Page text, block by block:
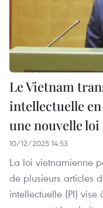
Le Vietnam
intellectuelle
une nouvelle loi
10/12/2025 14:53
La loi vietnamienne
de plusieurs articles
intellectuelle (PI) vise